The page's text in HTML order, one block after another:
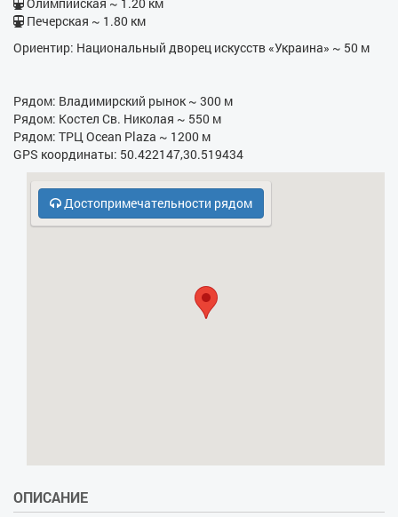
- Фен
- Электрочайник
- СВЧ
Печерская ~ 1.80 км
Ориентир: Национальный дворец искусств «Украина» ~ 50 м
Рядом: Владимирский рынок ~ 300 м
Рядом: Костел Св. Николая ~ 550 м
Рядом: ТРЦ Ocean Plaza ~ 1200 м
GPS координаты: 50.422147,30.519434
Достопримечательности рядом
ОПИСАНИЕ